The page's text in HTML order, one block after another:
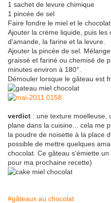
1 sachet de levure chimique
1 pincée de sel
Faire fondre le miel et le
Ajouter la crème liquide, puis
d'amande, la farine et la levure.
Ajouter la pincée de sel.
graissé et fariné ou chemisé de
minutes environ à 180°.
Démouler lorsque le gâteau est
verdict : une texture moelleuse,
plane dans la cuisine... cela me
la poudre de noisette à la place
possible de mettre quelques
chocolat. Ce gâteau s'émiette
pour ma prochaine recette)
#gâteaux au chocolat